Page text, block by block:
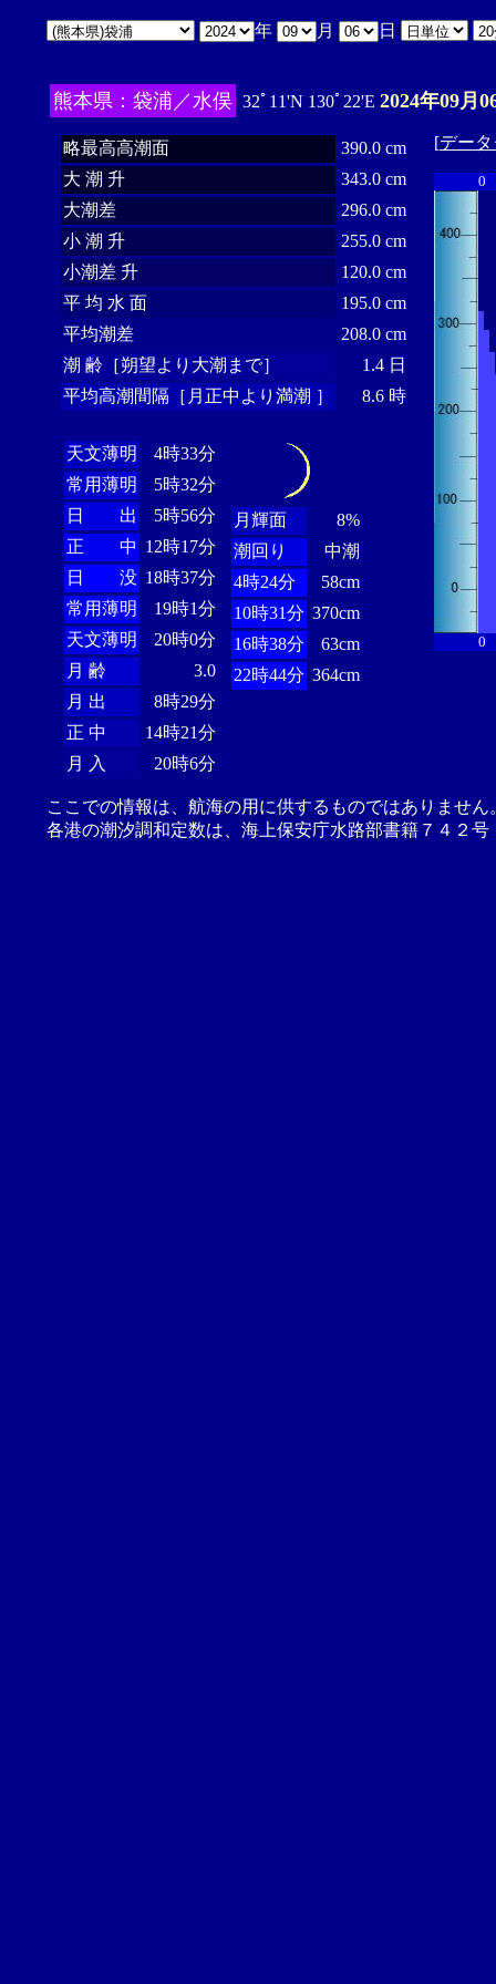
年 月 日
熊本県：袋浦／水俣 32ﾟ11'N 130ﾟ22'E 2024年09月
略最高高潮面
390.0 cm
大 潮 升
343.0 cm
大潮差
296.0 cm
小 潮 升
255.0 cm
小潮差 升
120.0 cm
平 均 水 面
195.0 cm
平均潮差
208.0 cm
潮 齢［朔望より大潮まで］
1.4 日
平均高潮間隔［月正中より満潮 ］
8.6 時
天文薄明
4時33分
常用薄明
5時32分
日 出
5時56分
正 中 12時17分
日 没 18時37分
常用薄明
19時1分
天文薄明
20時0分
月 齢
3.0
月 出
8時29分
正 中
14時21分
月 入
20時6分
月輝面
8%
潮回り
中潮
4時24分
58cm
10時31分 370cm
16時38分
63cm
22時44分 364cm
[デー
0
0
ここでの情報は、航海の用に供するものではありませ
各港の潮汐調和定数は、海上保安庁水路部書籍７４２